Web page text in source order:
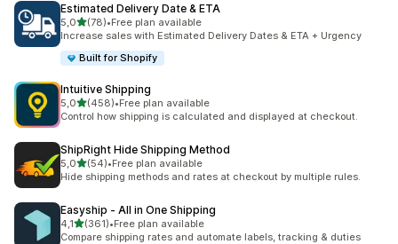
Estimated Delivery Date & ETA
5,0z 5 hvězd
(78)
Celkový počet recenzí: 78
•Free plan available
Increase sales with Estimated Delivery Dates & ETA + Urgency
Built for Shopify
Intuitive Shipping
5,0z 5 hvězd
(458)
Celkový počet recenzí: 458
•Free plan available
Control how shipping is calculated and displayed at checkout.
ShipRight Hide Shipping Method
5,0z 5 hvězd
(54)
Celkový počet recenzí: 54
•Free plan available
Hide shipping methods and rates at checkout by multiple rules.
Easyship ‑ All in One Shipping
4,1z 5 hvězd
(361)
Celkový počet recenzí: 361
•Free plan available
Compare shipping rates and automate labels, tracking & duties